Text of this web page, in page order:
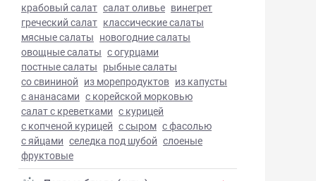
крабовый салат салат оливье винегрет
греческий салат классические салаты
мясные салаты новогодние салаты
овощные салаты с огурцами
постные салаты рыбные салаты
со свининой из морепродуктов из капусты
с ананасами с корейской морковью
салат с креветками с курицей
с копченой курицей с сыром с фасолью
с яйцами селедка под шубой слоеные
фруктовые